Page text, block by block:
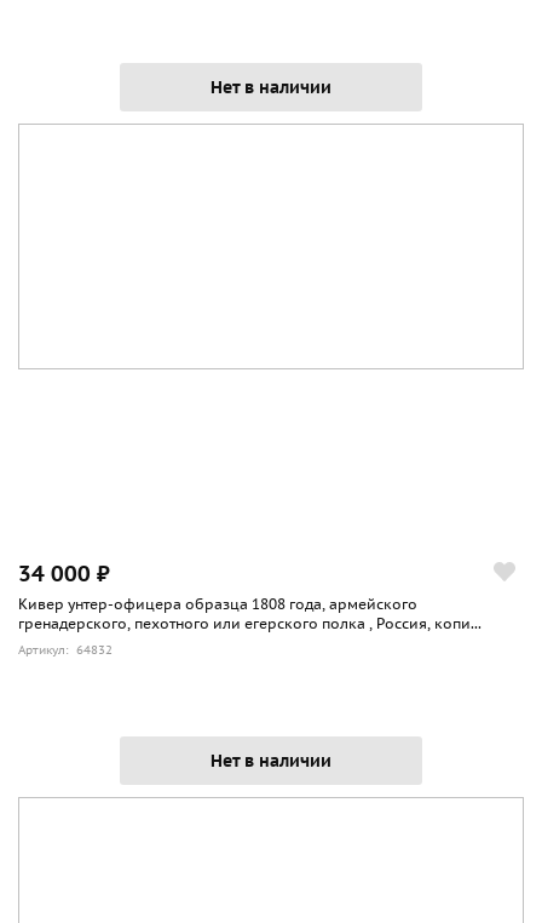
Нет в наличии
34 000 ₽
Кивер унтер-офицера образца 1808 года, армейского
гренадерского, пехотного или егерского полка , Россия, копи...
Артикул: 64832
Нет в наличии